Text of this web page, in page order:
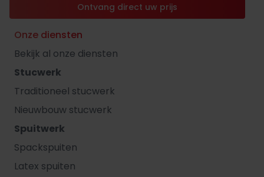
Ontvang direct uw prijs
Onze diensten
Bekijk al onze diensten
Stucwerk
Traditioneel stucwerk
Nieuwbouw stucwerk
Spuitwerk
Spackspuiten
Latex spuiten